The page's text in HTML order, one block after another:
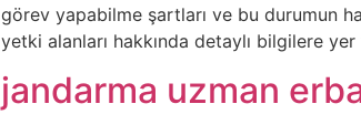
görev yapabilme şartları ve bu durumun
yetki alanları hakkında detaylı bilgilere
jandarma uzman